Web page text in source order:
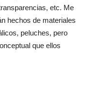
etc. Me
hechos de materiales
peluches, pero
que ellos